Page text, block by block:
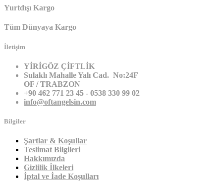
Yurtdışı Kargo
Tüm Dünyaya Kargo
İletişim
YİRİGÖZ ÇİFTLİK
Sulaklı Mahalle Yalı Cad. No:24F
OF / TRABZON
+90 462 771 23 45 - 0538 330 99 02
info@oftangelsin.com
Bilgiler
Şartlar & Koşullar
Teslimat Bilgileri
Hakkımızda
Gizlilik İlkeleri
İptal ve İade Koşulları